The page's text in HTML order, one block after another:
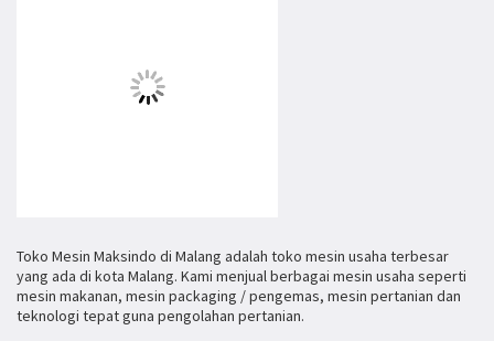
Toko Mesin Maksindo di Malang adalah toko mesin usaha terbesar
yang ada di kota Malang. Kami menjual berbagai mesin usaha seperti
mesin makanan, mesin packaging / pengemas, mesin pertanian dan
teknologi tepat guna pengolahan pertanian.